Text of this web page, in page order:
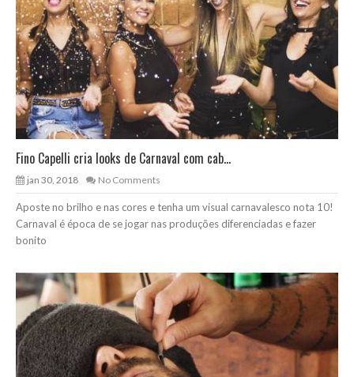
Fino Capelli cria looks de Carnaval com cab...
jan 30, 2018 No Comments
Aposte no brilho e nas cores e tenha um visual carnavalesco nota 10!
Carnaval é época de se jogar nas produções diferenciadas e fazer
bonito